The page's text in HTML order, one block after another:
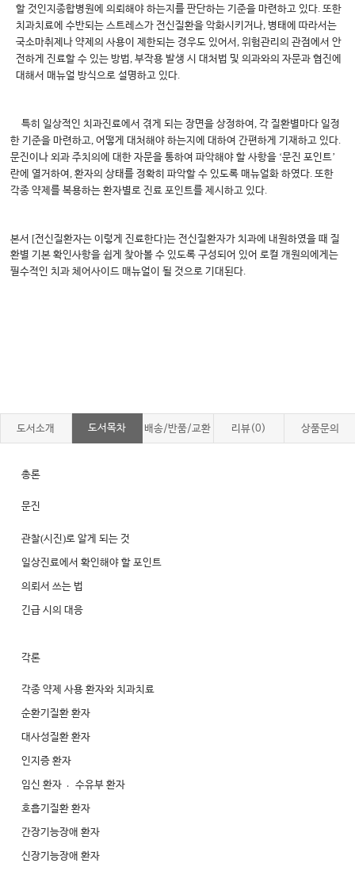
할 것인지종합병원에 의뢰해야 하는지를 판단하는 기준을 마련하고 있다.또한
치과치료에 수반되는 스트레스가 전신질환을 악화시키거나, 병태에 따라서는
국소마취제나 약제의 사용이 제한되는 경우도 있어서,위험관리의 관점에서 안
전하게 진료할 수 있는 방법,부작용 발생 시 대처법 및 의과와의 자문과 협진에
대해서 매뉴얼 방식으로 설명하고 있다.
특히 일상적인 치과진료에서 겪게 되는 장면을 상정하여 , 각 질환별마다 일정
한 기준을 마련하고,어떻게 대처해야 하는지에 대하여 간편하게 기재하고 있다.
문진이나 외과 주치의에 대한 자문을 통하여 파악해야 할 사항을 ‘문진 포인트’
란에 열거하여,환자의 상태를 정확히 파악할 수 있도록 매뉴얼화 하였다.또한
각종 약제를 복용하는 환자별로 진료 포인트를 제시하고 있다.
본서 [전신질환자는 이렇게 진료한다]는 전신질환자가 치과에 내원하였을 때 질
환별 기본 확인사항을 쉽게 찾아볼 수 있도록 구성되어 있어 로컬 개원의에게는
필수적인 치과 체어사이드 매뉴얼이 될 것으로 기대된다.
도서소개 도서목차 배송/반품/교환 리뷰(0) 상품문의
총론
문진
관찰(시진)로 알게 되는 것
일상진료에서 확인해야 할 포인트
의뢰서 쓰는 법
긴급 시의 대응
각론
각종 약제 사용 환자와 치과치료
순환기질환 환자
대사성질환 환자
인지증 환자
임신 환자 수유부 환자
호흡기질환 환자
간장기능장애 환자
신장기능장애 환자